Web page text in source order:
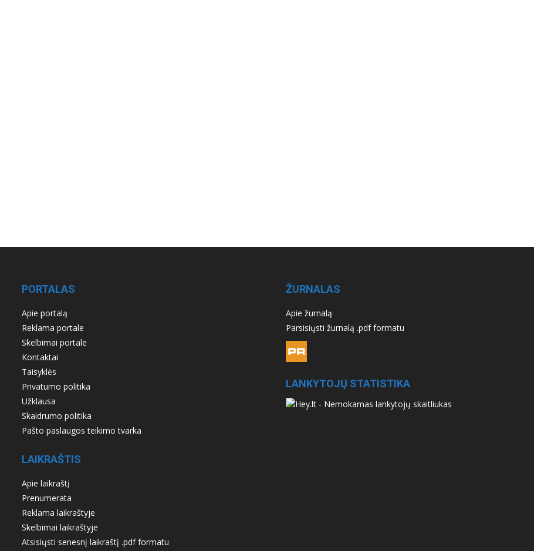
PORTALAS
Apie portalą
Reklama portale
Skelbimai portale
Kontaktai
Taisyklės
Privatumo politika
Užklausa
Skaidrumo politika
Pašto paslaugos teikimo tvarka
LAIKRAŠTIS
Apie laikraštį
Prenumerata
Reklama laikraštyje
Skelbimai laikraštyje
Atsisiųsti senesnį laikraštį .pdf formatu
ŽURNALAS
Apie žurnalą
Parsisiųsti žurnalą .pdf formatu
LANKYTOJŲ STATISTIKA